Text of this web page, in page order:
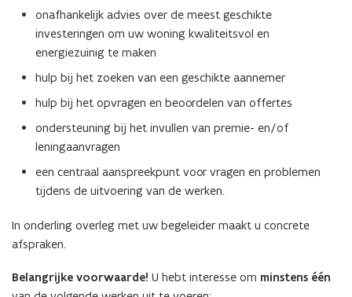
onafhankelijk advies over de meest geschikte
investeringen om uw woning kwaliteitsvol en
energiezuinig te maken
hulp bij het zoeken van een geschikte aannemer
hulp bij het opvragen en beoordelen van offertes
ondersteuning bij het invullen van premie- en/of
leningaanvragen
een centraal aanspreekpunt voor vragen en problemen
tijdens de uitvoering van de werken.
In onderling overleg met uw begeleider maakt u concrete
afspraken.
Belangrijke voorwaarde! U hebt interesse om minstens één